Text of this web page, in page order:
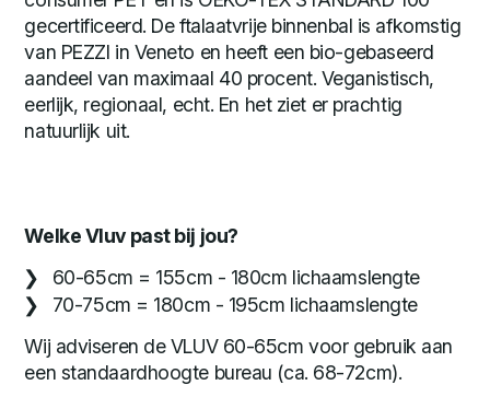
gecertificeerd. De ftalaatvrije binnenbal is afkomstig
van PEZZI in Veneto en heeft een bio-gebaseerd
aandeel van maximaal 40 procent. Veganistisch,
eerlijk, regionaal, echt. En het ziet er prachtig
natuurlijk uit.
Welke Vluv past bij jou?
60-65cm = 155cm - 180cm lichaamslengte
70-75cm = 180cm - 195cm lichaamslengte
Wij adviseren de VLUV 60-65cm voor gebruik aan
een standaardhoogte bureau (ca. 68-72cm).